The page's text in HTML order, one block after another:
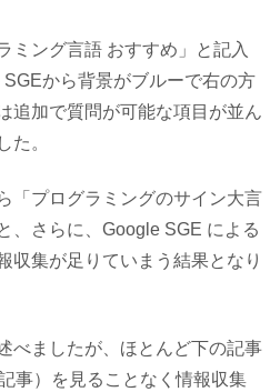
ング言語 おすすめ」と記入
から背景がブルーで右の方
追加で質問が可能な項目が並ん
た。
「プログラミングのサイン大言
、さらに、Google SGE による
収集が足りていまう結果となり
べましたが、ほとんど下の記事
事）を見ることなく情報収集